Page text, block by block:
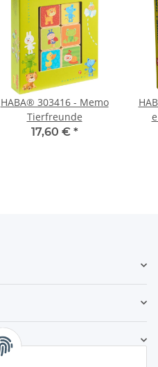
HABA® 303416 - Memo
Tierfreunde
17,60 € *